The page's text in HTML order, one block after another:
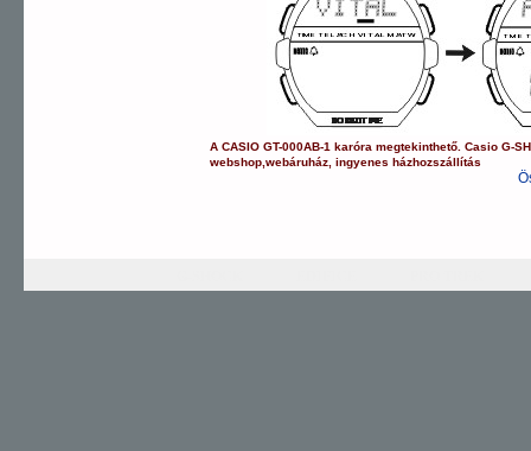
ACASIO GT-000AB-1 karóra megtekinthető.Casio G-
webshop ,webáruház ,ingyenes házhozszállítás